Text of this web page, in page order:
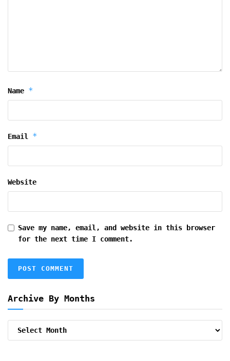
Name *
Email *
Website
Save my name, email, and website in this browser
for the next time I comment.
Archive By Months